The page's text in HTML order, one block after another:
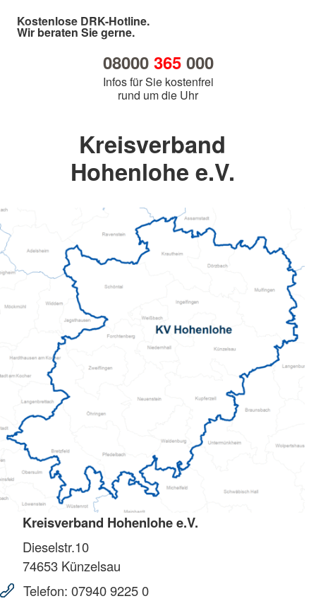
Kostenlose DRK-Hotline.
Wir beraten Sie gerne.
08000 365000
Infos für Sie kostenfrei
rund um die Uhr
Kreisverband
Hohenlohe e.V.
Kreisverband Hohenlohe e.V.
Dieselstr.10
74653 Künzelsau
Telefon: 07940 9225 0